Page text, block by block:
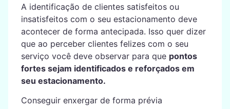
A identificação de clientes satisfeitos ou
insatisfeitos com o seu estacionamento deve
acontecer de forma antecipada. Isso quer dizer
que ao perceber clientes felizes com o seu
serviço você deve observar para que pontos
fortes sejam identificados e reforçados em
seu estacionamento.
Conseguir enxergar de forma prévia